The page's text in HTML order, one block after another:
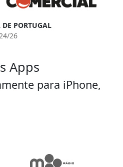
PORTUGAL
26
Apps
para iPhone,